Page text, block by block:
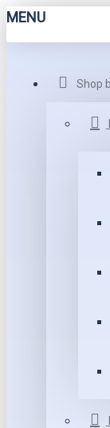
MENU
Shop